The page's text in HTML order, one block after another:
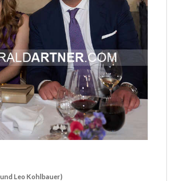
Leo Kohlbauer)